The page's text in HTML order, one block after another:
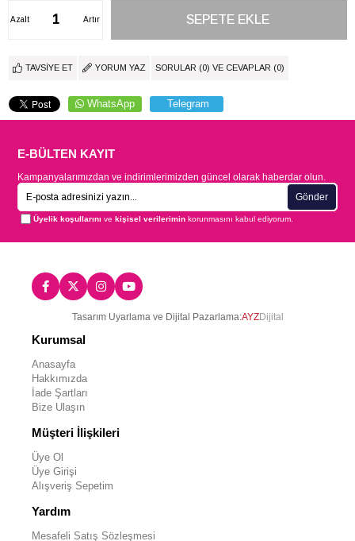
Artır
Azalt
TAVSIYE ET YORUM YAZ SORULAR (0) VE CEVAPLAR (0)
WhatsApp Telegram
E-BÜLTEN KAYIT
Kampanyalarımızdan ve indirimlerimizden güncel olarak haberdar olun.
Gönder
Üyelik koşullarını vekişisel verilerimin korunmasını kabul ediyorum.
Tasarım Uyarlama ve Dijital Pazarlama:AYZDijital
Kurumsal
Anasayfa
Hakkımızda
İade Şartları
Bize Ulaşın
Müşteri İlişkileri
Üye Ol
Üye Girişi
Alışveriş Sepetim
Yardım
Mesafeli Satış Sözleşmesi